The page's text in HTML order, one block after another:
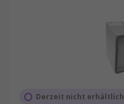
Derzeit nicht erhältlich